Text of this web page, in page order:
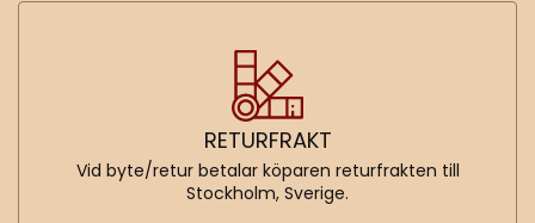
RETURFRAKT
Vid byte/retur betalar köparen returfrakten till
Stockholm, Sverige.